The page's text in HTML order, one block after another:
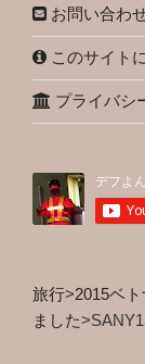
お問い合わ
このサイト
プライバシ
旅行>2015ベ
ました>